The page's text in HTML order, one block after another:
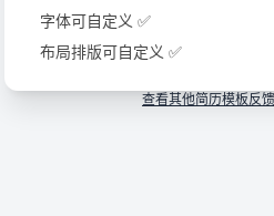
字体可自定义 ✅
布局排版可自定义 ✅
查看其他简历模板反